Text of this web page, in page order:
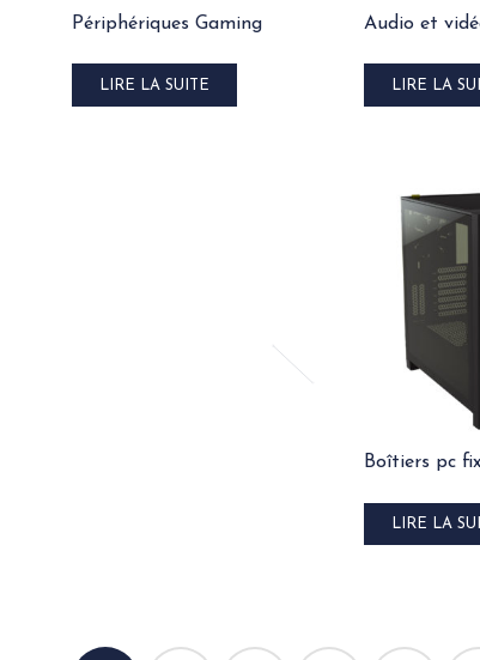
Périphériques Gaming
LIRE LA SUITE
Audio et
LIRE LA
Boîtiers pc
LIRE LA